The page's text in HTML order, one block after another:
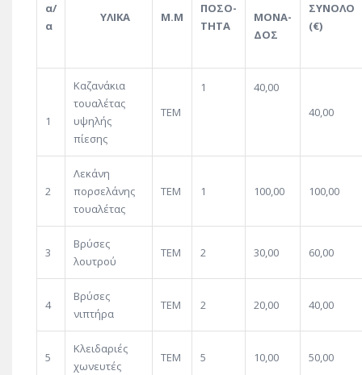
α/
α
ΥΛΙΚΑ Μ.Μ
ΠΟΣΟ-
ΤΗΤΑ
ΜΟΝΑ-
ΔΟΣ
ΣΥΝΟΛΟ
(€)
1
Καζανάκια
τουαλέτας
υψηλής
πίεσης
ΤΕΜ
1
40,00
40,00
2
Λεκάνη
πορσελάνης
τουαλέτας
ΤΕΜ 1 100,00 100,00
3
Βρύσες
λουτρού
ΤΕΜ 2 30,00 60,00
4
Βρύσες
νιπτήρα
ΤΕΜ 2 20,00 40,00
5
Κλειδαριές
χωνευτές
ΤΕΜ 5 10,00 50,00